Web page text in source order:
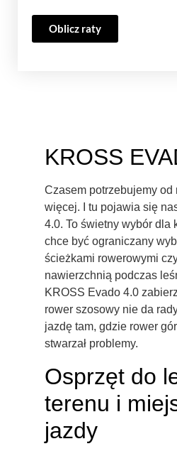
Oblicz raty
KROSS
Czasem potrzebujemy od
więcej. I tu pojawia się
4.0. To świetny wybór dla
chce być ograniczany
ścieżkami rowerowymi
nawierzchnią podczas
KROSS Evado 4.0
rower szosowy nie da
jazdę tam, gdzie rower
stwarzał problemy.
Osprzęt do
terenu i
jazdy